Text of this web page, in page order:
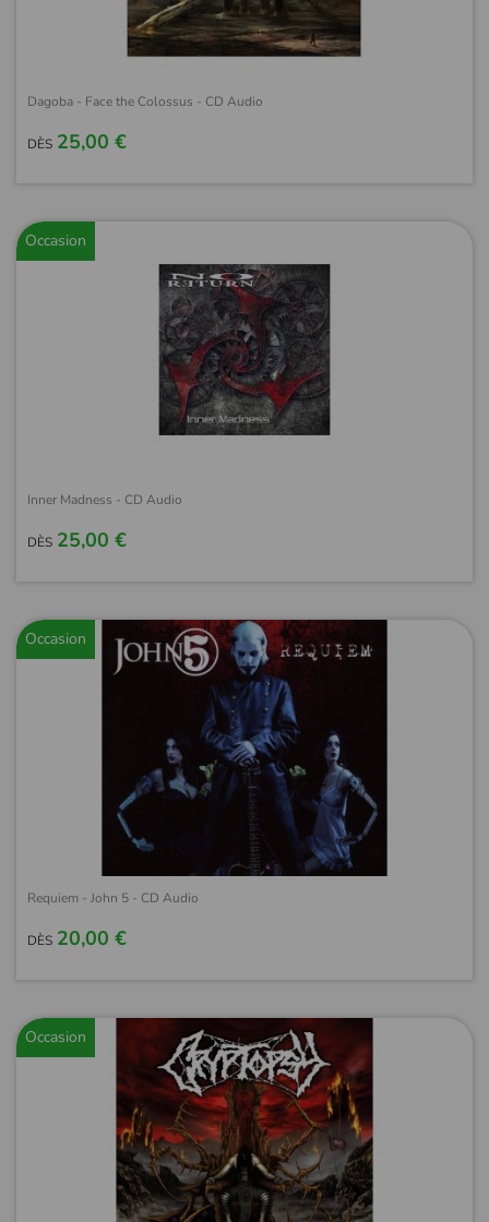
Dagoba - Face the Colossus - CD Audio
DÈS 25,00 €
Occasion
Inner Madness - CD Audio
DÈS 25,00 €
Occasion
Requiem - John 5 - CD Audio
DÈS 20,00 €
Occasion